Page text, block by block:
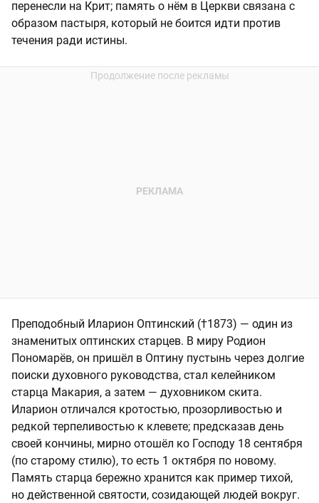
перенесли на Крит; память о нём в Церкви связана с
образом пастыря, который не боится идти против
течения ради истины.
Преподобный Иларион Оптинский (†1873) — один из
знаменитых оптинских старцев. В миру Родион
Пономарёв, он пришёл в Оптину пустынь через долгие
поиски духовного руководства, стал келейником
старца Макария, а затем — духовником скита.
Иларион отличался кротостью, прозорливостью и
редкой терпеливостью к клевете; предсказав день
своей кончины, мирно отошёл ко Господу 18 сентября
(по старому стилю), то есть 1 октября по новому.
Память старца бережно хранится как пример тихой,
но действенной святости, созидающей людей вокруг.